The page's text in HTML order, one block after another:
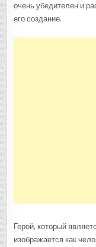
очень убедителен и
его создание.
Герой, который
изображается как